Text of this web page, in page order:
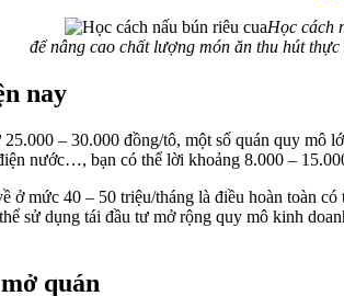
Học cách
để nâng cao chất lượng món ăn thu hút
nay
– 30.000 đồng/tô, một số quán quy
nước…, bạn có thể lời khoảng 8.000 –
mức 40 – 50 triệu/tháng là điều hoàn toàn
sử dụng tái đầu tư mở rộng quy mô kinh
quán